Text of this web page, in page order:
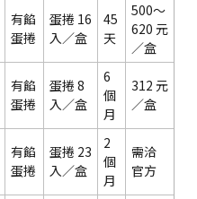
有餡
蛋捲
蛋捲 16
入／盒
45
天
500～
620 元
／盒
有餡
蛋捲
蛋捲 8
入／盒
6
個
月
312 元
／盒
有餡
蛋捲
蛋捲 23
入／盒
2
個
月
需洽
官方